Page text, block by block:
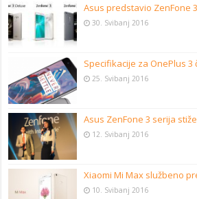
Asus predstavio ZenFone
30. Svibanj 2016
Specifikacije za OnePlus
25. Svibanj 2016
Asus ZenFone 3 serija
12. Svibanj 2016
Xiaomi Mi Max službeno
10. Svibanj 2016